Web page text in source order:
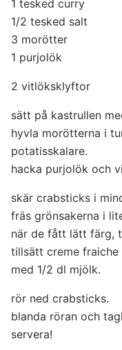
1 tesked curry
1/2 tesked salt
3 morötter
1 purjolök
2 vitlöksklyftor
sätt på kastrullen
hyvla morötterna i
potatisskalare.
hacka purjolök och
skär crabsticks i
fräs grönsakerna i
när de fått lätt färg,
tillsätt creme
med 1/2 dl mjölk.
rör ned crabsticks.
blanda röran och
servera!